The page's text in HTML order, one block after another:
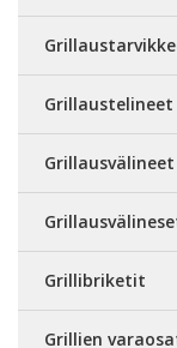
Grillaustelineet
Grillausvälineet
Grillibriketit
Grillien